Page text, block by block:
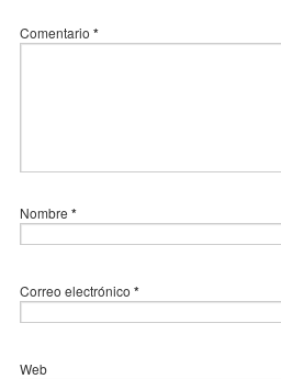
Comentario *
Nombre *
Correo electrónico *
Web